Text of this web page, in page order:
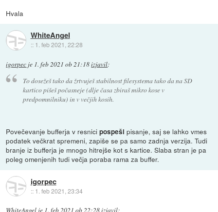
Hvala
WhiteAngel
:: 1. feb 2021, 22:28
igorpec je 1. feb 2021 ob 21:18izjavil:
To dosežeš tako da žrtvuješ stabilnost filesystema tako da na SD
kartico pišeš počasneje (dlje časa zbiraš mikro kose v
predpomnilniku) in v večjih kosih.
Povečevanje bufferja v resnicipospeši pisanje, saj se lahko vmes
podatek večkrat spremeni, zapiše se pa samo zadnja verzija. Tudi
branje iz bufferja je mnogo hitrejše kot s kartice. Slaba stran je pa
poleg omenjenih tudi večja poraba rama za buffer.
igorpec
:: 1. feb 2021, 23:34